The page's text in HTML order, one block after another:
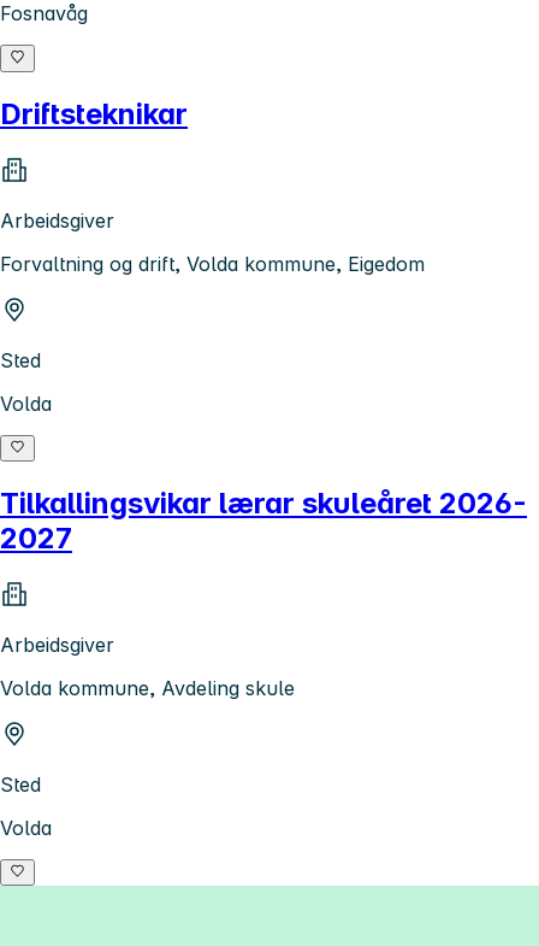
Fosnavåg
Driftsteknikar
Arbeidsgiver
Forvaltning og drift, Volda kommune, Eigedom
Sted
Volda
Tilkallingsvikar lærar skuleåret 2026-
2027
Arbeidsgiver
Volda kommune, Avdeling skule
Sted
Volda